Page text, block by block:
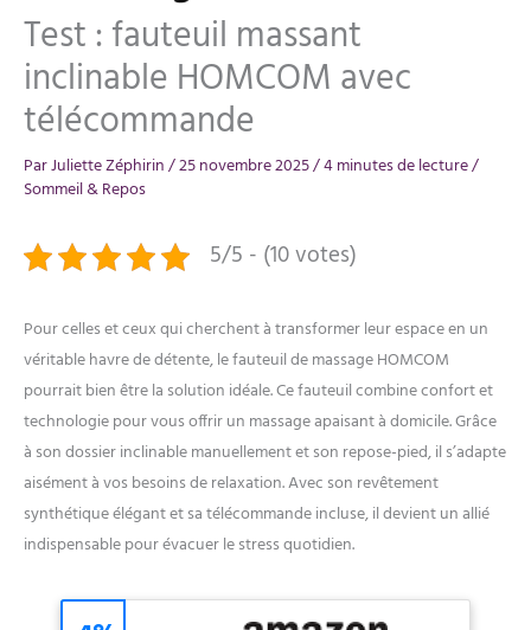
Test : fauteuil massant
inclinable HOMCOM avec
télécommande
ParJuliette Zéphirin/25 novembre 2025/4 minutes de lecture/
Sommeil & Repos
5/5 - (10 votes)
Pour celles et ceux qui cherchent à transformer leur espace en un
véritable havre de détente, le fauteuil de massage HOMCOM
pourrait bien être la solution idéale. Ce fauteuil combine confort et
technologie pour vous offrir un massage apaisant à domicile. Grâce
à son dossier inclinable manuellement et son repose-pied, il s’adapte
aisément à vos besoins de relaxation. Avec son revêtement
synthétique élégant et sa télécommande incluse, il devient un allié
indispensable pour évacuer le stress quotidien.